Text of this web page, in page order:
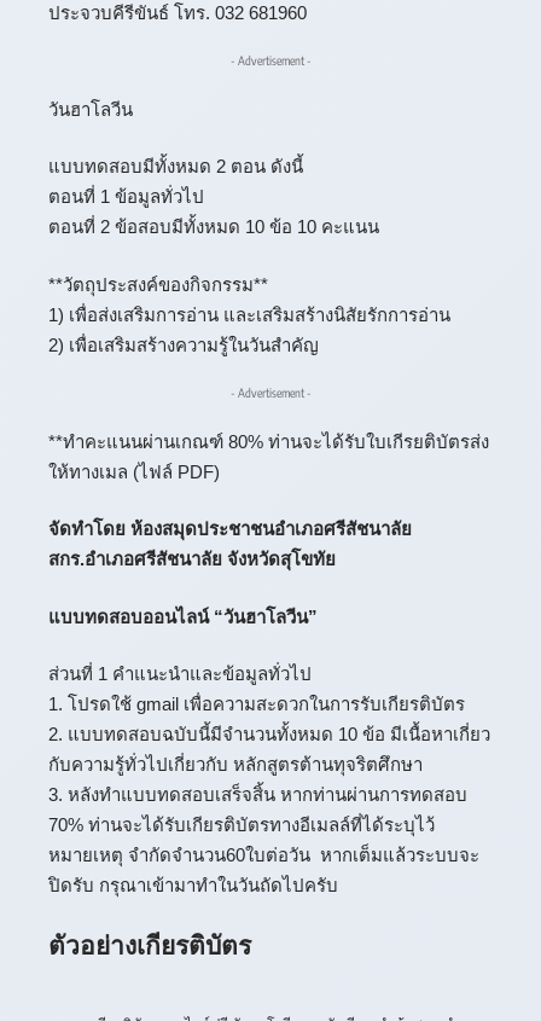
ประจวบคีรีขันธ์ โทร. 032 681960
- Advertisement -
วันฮาโลวีน
แบบทดสอบมีทั้งหมด 2 ตอน ดังนี้
ตอนที่ 1 ข้อมูลทั่วไป
ตอนที่ 2 ข้อสอบมีทั้งหมด 10 ข้อ 10 คะแนน
**วัตถุประสงค์ของกิจกรรม**
1) เพื่อส่งเสริมการอ่าน และเสริมสร้างนิสัยรักการอ่าน
2) เพื่อเสริมสร้างความรู้ในวันสำคัญ
- Advertisement -
**ทำคะแนนผ่านเกณฑ์ 80% ท่านจะได้รับใบเกีรยติบัตรส่ง
ให้ทางเมล (ไฟล์ PDF)
จัดทำโดย ห้องสมุดประชาชนอำเภอศรีสัชนาลัย
สกร.อำเภอศรีสัชนาลัย จังหวัดสุโขทัย
แบบทดสอบออนไลน์ “วันฮาโลวีน”
ส่วนที่ 1 คำแนะนำและข้อมูลทั่วไป
1. โปรดใช้ gmail เพื่อความสะดวกในการรับเกียรติบัตร
2. แบบทดสอบฉบับนี้มีจำนวนทั้งหมด 10 ข้อ มีเนื้อหาเกี่ยว
กับความรู้ทั่วไปเกี่ยวกับ หลักสูตรต้านทุจริตศึกษา
3. หลังทำแบบทดสอบเสร็จสิ้น หากท่านผ่านการทดสอบ
70% ท่านจะได้รับเกียรติบัตรทางอีเมลล์ที่ได้ระบุไว้
หมายเหตุ​ จำกัดจำนวน60ใบต่อวัน หากเต็มแล้วระบบจะ
ปิดรับ กรุณาเข้ามาทำในวันถัดไปครับ
ตัวอย่างเกียรติบัตร